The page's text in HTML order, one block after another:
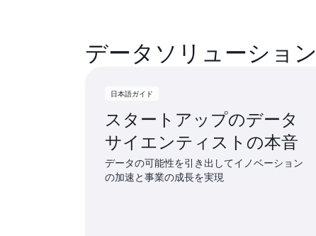
データソリューション
日本語ガイド
スタートアップのデータ
サイエンティストの本音
データの可能性を引き出してイノベーション
の加速と事業の成長を実現